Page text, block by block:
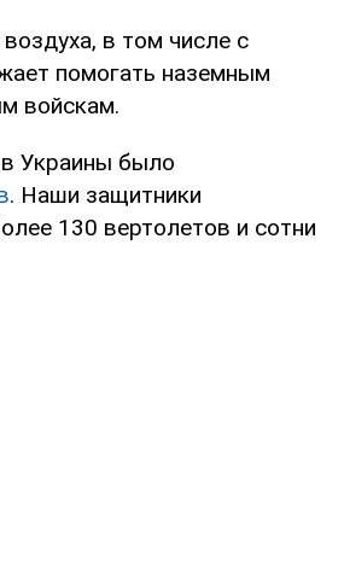
в том числе с
помогать наземным
войскам.
Украины было
. Наши защитники
130 вертолетов и сотни